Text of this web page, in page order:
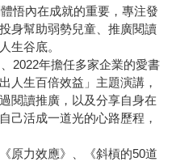
悟內在成就的重要，專注發
身幫助弱勢兒童、推廣閱讀
生谷底。
2022年擔任多家企業的愛書
人生百倍效益」主題演講，
閱讀推廣，以及分享自身在
己活成一道光的心路歷程，
原力效應》、《斜槓的50道